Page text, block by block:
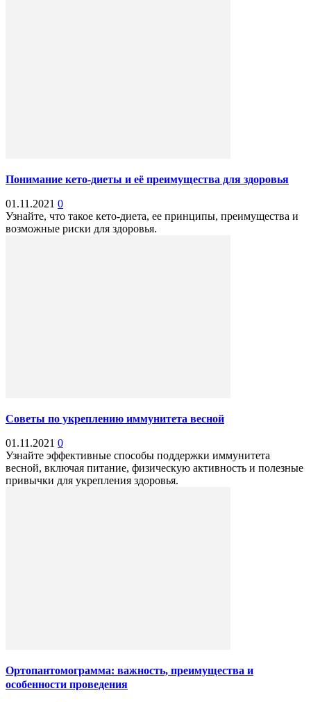
Понимание кето-диеты и её преимущества для здоровья
01.11.2021 0
Узнайте, что такое кето-диета, ее принципы, преимущества и
возможные риски для здоровья.
Советы по укреплению иммунитета весной
01.11.2021 0
Узнайте эффективные способы поддержки иммунитета
весной, включая питание, физическую активность и полезные
привычки для укрепления здоровья.
Ортопантомограмма: важность, преимущества и
особенности проведения